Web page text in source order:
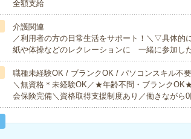
全額支給
介護関連
／利用者の方の日常生活をサポート！＼▽具体的
紙や体操などのレクレーションに 一緒に参加し
職種未経験OK / ブランクOK / パソコンスキル不
＼無資格＊未経験OK／★年齢不問・ブランク
会保険完備＼資格取得支援制度あり／働きながら